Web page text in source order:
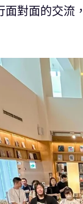
面對面的交流